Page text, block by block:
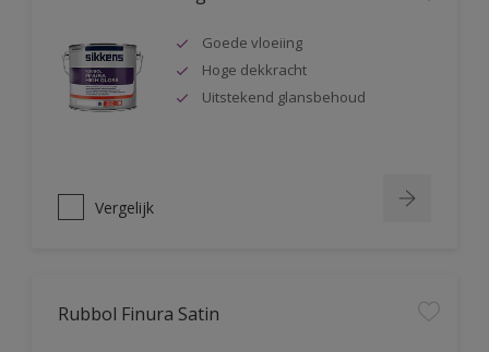
Goede vloeiing
Hoge dekkracht
Uitstekend glansbehoud
Vergelijk
Rubbol Finura Satin